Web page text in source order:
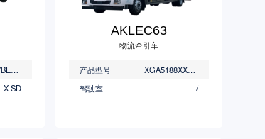
XGA3317BEVWE1
X-SD
AKLEC63
物流牵引车
产品型号
XGA5188XXYBEVEA
驾驶室
/